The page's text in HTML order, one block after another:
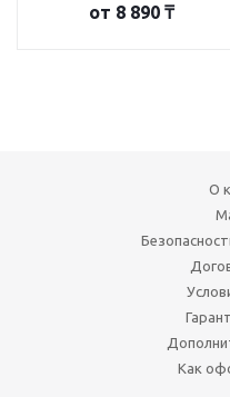
от 8 890 ₸
О
Как